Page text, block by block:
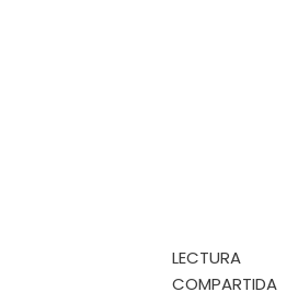
LECTURA
COMPARTIDA